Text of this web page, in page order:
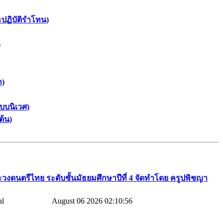
ฏิบัติรำโทน)
)
บนิเวศ)
น)
วงดนตรีไทย​ ระดับชั้นมัธยมศึกษาปีที่​ 4​ จัดทำโดย​ ครูปพิชญา​
August 06 2026 02:10:56